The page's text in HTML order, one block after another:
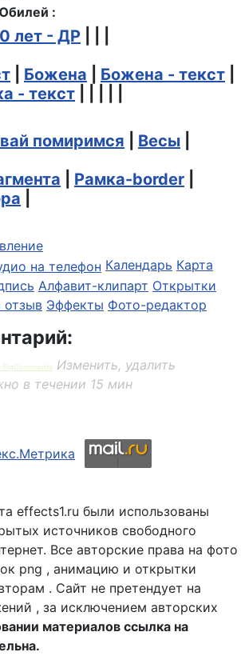
:
лет - ДР
Божена Божена - текст
- текст
помиримся Весы
Рамка-border
Календарь Карта
Алфавит-клипарт Открытки
отзыв Эффекты Фото-редактор
Изменить, удалить
в течении 15 мин
effects1.ru были использованы
источников свободного
Все авторские права на фото
png , анимацию и открытки
. Сайт не претендует на
, за исключением авторских
материалов ссылка на